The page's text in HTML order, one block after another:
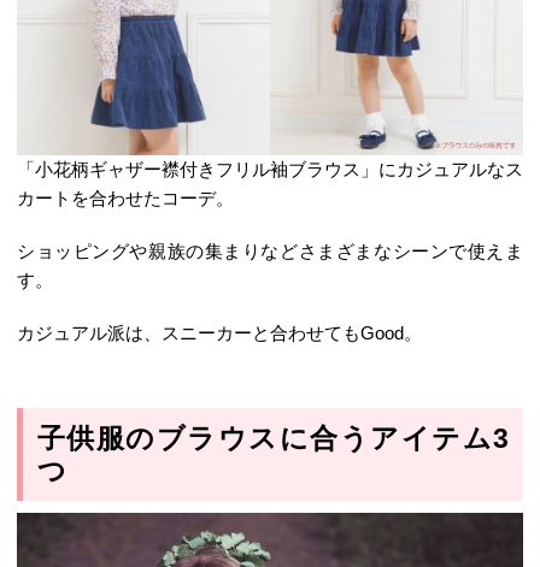
「小花柄ギャザー襟付きフリル袖ブラウス」にカジュアルなス
カートを合わせたコーデ。
ショッピングや親族の集まりなどさまざまなシーンで使えま
す。
カジュアル派は、スニーカーと合わせてもGood。
子供服のブラウスに合うアイテム3
つ